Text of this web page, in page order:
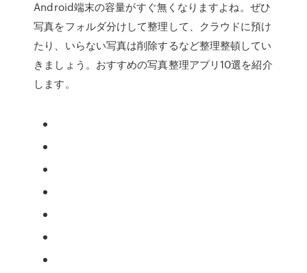
Android端末の容量がすぐ無くなりますよね。ぜひ
写真をフォルダ分けして整理して、クラウドに預け
たり、いらない写真は削除するなど整理整頓してい
きましょう。おすすめの写真整理アプリ10選を紹介
します。